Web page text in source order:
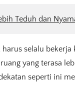
Teduh dan
selalu bekerja
yang terasa
seperti ini